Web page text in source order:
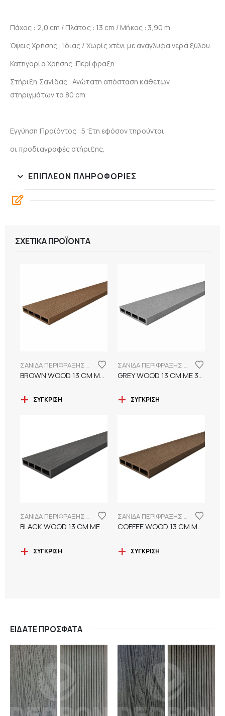
Πάχος : 2,0 cm / Πλάτος : 13 cm / Μήκος : 3,90 m
Όψεις Χρήσης : Ίδιας / Χωρίς χτένι με ανάγλυφα νερά ξύλου.
Κατηγορία Χρήσης :Περίφραξη
Στήριξη Σανίδας : Ανώτατη απόσταση κάθετων
στηριγμάτων τα 80 cm.
Εγγύηση Προϊόντος : 5 Έτη εφόσον τηρούνται
οι προδιαγραφές στήριξης.
ΕΠΙΠΛΈΟΝ ΠΛΗΡΟΦΟΡΊΕΣ
ΣΧΕΤΙΚΆ ΠΡΟΪΌΝΤΑ
ΣΑΝΙΔΑ ΠΕΡΙΦΡΑΞΗΣ WPC 13CM ΜΕ ΝΕΡΑ ΞΥΛΟΥ
BROWN WOOD 13 CM ΜΕ 3D ΑΝΑΓΛΥΦΑ ΝΕΡΑ ΞΥΛΟΥ
ΣΎΓΚΡΙΣΗ
ΣΑΝΙΔΑ ΠΕΡΙΦΡΑΞΗΣ WPC 13CM ΜΕ ΝΕΡΑ ΞΥΛΟΥ
GREY WOOD 13 CM ΜΕ 3D ΑΝΑΓΛΥΦΑ ΝΕΡΑ ΞΥΛΟΥ
ΣΎΓΚΡΙΣΗ
ΣΑΝΙΔΑ ΠΕΡΙΦΡΑΞΗΣ WPC 13CM ΜΕ ΝΕΡΑ ΞΥΛΟΥ
BLACK WOOD 13 CM ΜΕ 3D ΑΝΑΓΛΥΦΑ ΝΕΡΑ ΞΥΛΟΥ
ΣΎΓΚΡΙΣΗ
ΣΑΝΙΔΑ ΠΕΡΙΦΡΑΞΗΣ WPC 13CM ΜΕ ΝΕΡΑ ΞΥΛΟΥ
COFFEE WOOD 13 CM ΜΕ 3D ΑΝΑΓΛΥΦΑ ΝΕΡΑ ΞΥΛΟΥ
ΣΎΓΚΡΙΣΗ
ΕΊΔΑΤΕ ΠΡΌΣΦΑΤΑ